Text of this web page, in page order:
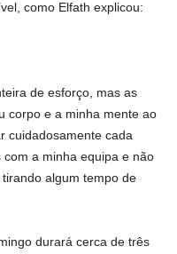
como Elfath explicou:
de esforço, mas as
corpo e a minha mente ao
cuidadosamente cada
a minha equipa e não
algum tempo de
durará cerca de três